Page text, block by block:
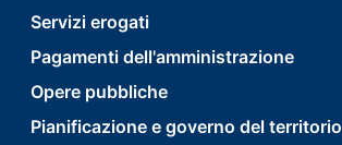
Servizi erogati
Pagamenti dell'amministrazione
Opere pubbliche
Pianificazione e governo del territorio